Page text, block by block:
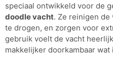
speciaal ontwikkeld voor de
doodle vacht. Ze reinigen
te drogen, en zorgen voor
gebruik voelt de vacht
makkelijker doorkambaar